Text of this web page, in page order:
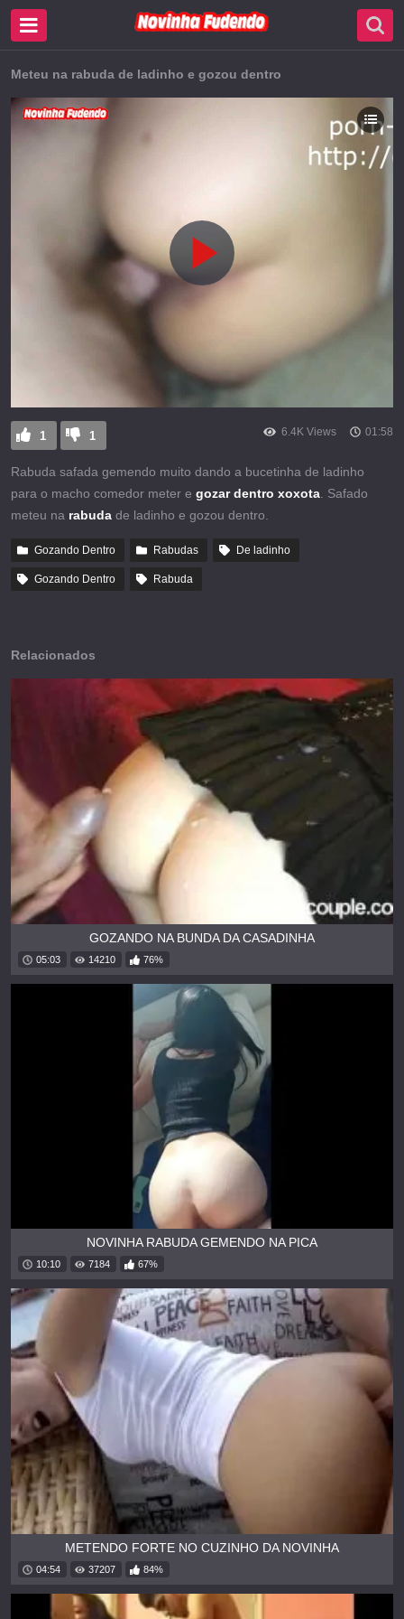
Meteu na rabuda de ladinho e gozou dentro
1 1 6.4K Views 01:58
Rabuda safada gemendo muito dando a bucetinha de ladinho
para o macho comedor meter e gozar dentro xoxota. Safado
meteu na rabuda de ladinho e gozou dentro.
Gozando Dentro Rabudas De ladinho
Gozando Dentro Rabuda
Relacionados
GOZANDO NA BUNDA DA CASADINHA
05:03 14210 76%
NOVINHA RABUDA GEMENDO NA PICA
10:10 7184 67%
METENDO FORTE NO CUZINHO DA NOVINHA
04:54 37207 84%